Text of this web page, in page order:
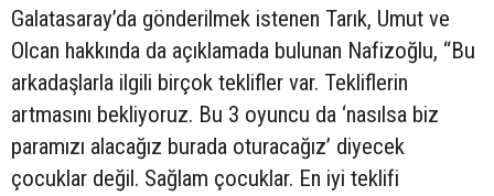
Galatasaray’da gönderilmek istenen Tarık, Umut ve
Olcan hakkında da açıklamada bulunan Nafizoğlu, “Bu
arkadaşlarla ilgili birçok teklifler var. Tekliflerin
artmasını bekliyoruz. Bu 3 oyuncu da ‘nasılsa biz
paramızı alacağız burada oturacağız’ diyecek
çocuklar değil. Sağlam çocuklar. En iyi teklifi